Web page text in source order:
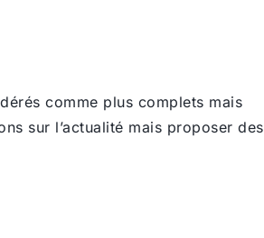
comme plus complets mais
sur l’actualité mais proposer des